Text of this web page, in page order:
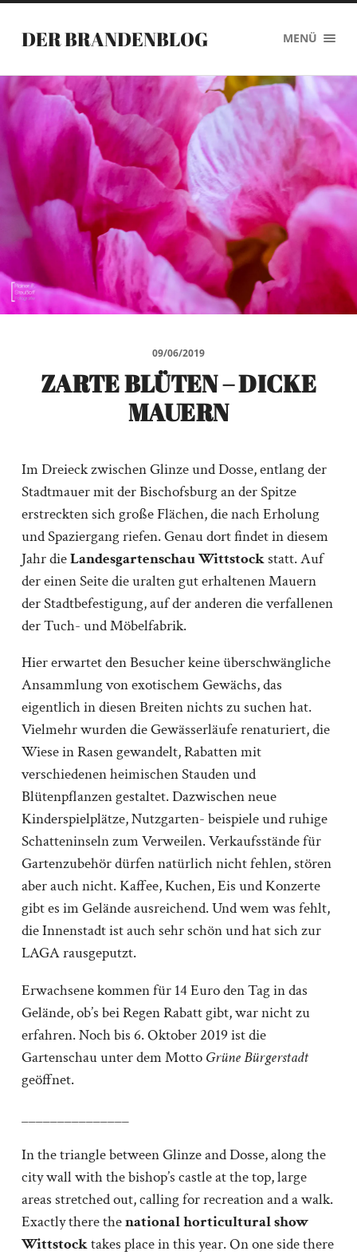
DER BRANDENBLOG MENÜ
09/06/2019
ZARTE BLÜTEN – DICKE
MAUERN
Im Dreieck zwischen Glinze und Dosse, entlang der
Stadtmauer mit der Bischofsburg an der Spitze
erstreckten sich große Flächen, die nach Erholung
und Spaziergang riefen. Genau dort findet in diesem
Jahr dieLandesgartenschau Wittstockstatt. Auf
der einen Seite die uralten gut erhaltenen Mauern
der Stadtbefestigung, auf der anderen die verfallenen
der Tuch- und Möbelfabrik.
Hier erwartet den Besucher keine überschwängliche
Ansammlung von exotischem Gewächs, das
eigentlich in diesen Breiten nichts zu suchen hat.
Vielmehr wurden die Gewässerläufe renaturiert, die
Wiese in Rasen gewandelt, Rabatten mit
verschiedenen heimischen Stauden und
Blütenpflanzen gestaltet. Dazwischen neue
Kinderspielplätze, Nutzgarten- beispiele und ruhige
Schatteninseln zum Verweilen. Verkaufsstände für
Gartenzubehör dürfen natürlich nicht fehlen, stören
aber auch nicht. Kaffee, Kuchen, Eis und Konzerte
gibt es im Gelände ausreichend. Und wem was fehlt,
die Innenstadt ist auch sehr schön und hat sich zur
LAGA rausgeputzt.
Erwachsene kommen für 14 Euro den Tag in das
Gelände, ob’s bei Regen Rabatt gibt, war nicht zu
erfahren. Noch bis 6. Oktober 2019 ist die
Gartenschau unter dem Motto Grüne Bürgerstadt
geöffnet.
_______________
In the triangle between Glinze and Dosse, along the
city wall with the bishop’s castle at the top, large
areas stretched out, calling for recreation and a walk.
Exactly there thenational horticultural show
Wittstocktakes place in this year. On one side there